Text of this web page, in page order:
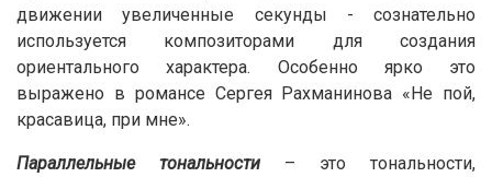
движении увеличенные секунды - сознательно
используется композиторами для создания
ориентального характера. Особенно ярко это
выражено в романсе Сергея Рахманинова «Не пой,
красавица, при мне».
Параллельные тональности – это тональности,